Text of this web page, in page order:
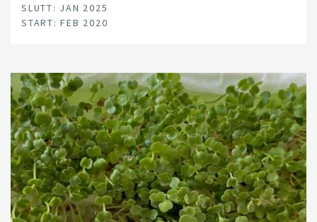
SLUTT: JAN 2025
START: FEB 2020